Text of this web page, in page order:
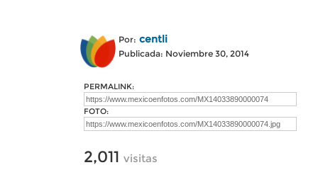
Por: centli
Publicada: Noviembre 30, 2014
PERMALINK:
FOTO:
2,011 visitas